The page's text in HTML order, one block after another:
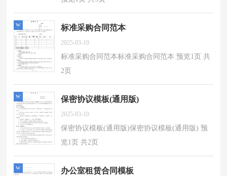
标准采购合同范本
2025-03-10
标准采购合同范本标准采购合同范本 预览1页 共
2页
w
保密协议模板(通用版)
2025-03-10
保密协议模板(通用版)保密协议模板(通用版) 预
览1页 共2页
w
办公室租赁合同模板
w